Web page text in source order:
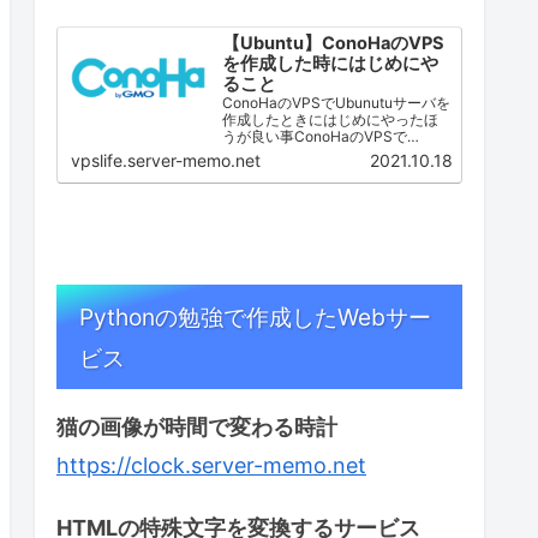
【Ubuntu】ConoHaのVPS
を作成した時にはじめにや
ること
ConoHaのVPSでUbunutuサーバを
作成したときにはじめにやったほ
うが良い事ConoHaのVPSで
Ubuntu Serverを作成した時に私が
最初に行っている作業です。 一般
ユーザの作成 SSHサーバ設定
vpslife.server-memo.net 2021.10.18
Pythonの勉強で作成したWebサー
ビス
猫の画像が時間で変わる時計
https://clock.server-memo.net
HTMLの特殊文字を変換するサービス